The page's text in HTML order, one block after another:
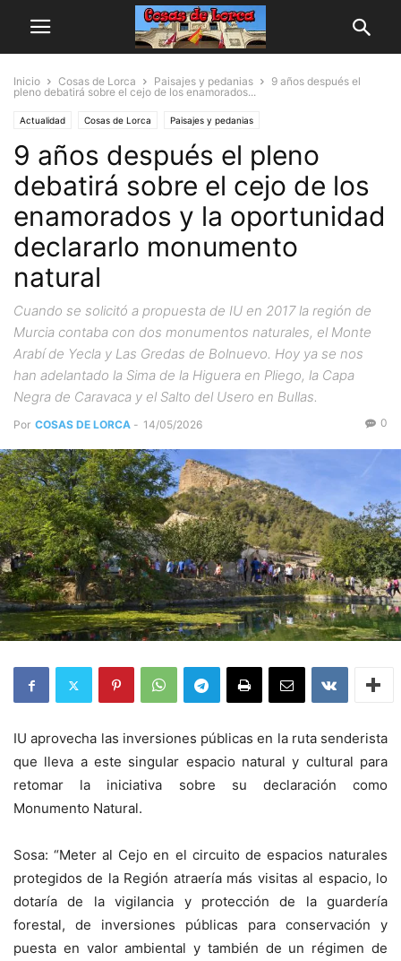
Inicio Cosas de Lorca Paisajes y pedanias
9 años después el
pleno debatirá sobre el cejo de los enamorados...
Actualidad Cosas de Lorca Paisajes y pedanias
9 años después el pleno
debatirá sobre el cejo de los
enamorados y la oportunidad
declararlo monumento
natural
Cuando se solicitó a propuesta de IU en 2017 la región de
Murcia contaba con dos monumentos naturales, el Monte
Arabí de Yecla y Las Gredas de Bolnuevo. Hoy ya se nos
han adelantado la Sima de la Higuera en Pliego, la Capa
Negra de Caravaca y el Salto del Usero en Bullas.
Por COSAS DE LORCA - 14/05/2026 0
IU aprovecha las inversiones públicas en la ruta senderista
que lleva a este singular espacio natural y cultural para
retomar la iniciativa sobre su declaración como
Monumento Natural.
Sosa: “Meter al Cejo en el circuito de espacios naturales
protegidos de la Región atraería más visitas al espacio, lo
dotaría de la vigilancia y protección de la guardería
forestal, de inversiones públicas para conservación y
puesta en valor ambiental y también de un régimen de